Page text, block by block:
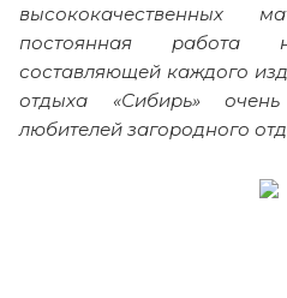
высококачественных
постоянная работа
составляющей каждого
отдыха «Сибирь»
любителей загородного